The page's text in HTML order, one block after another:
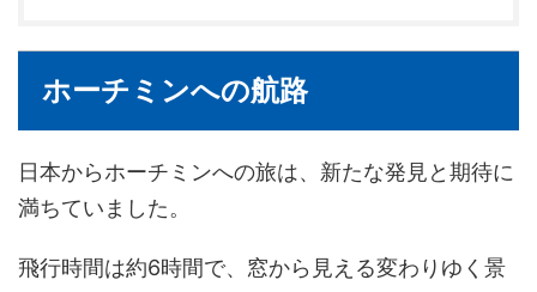
ホーチミンへの航路
日本からホーチミンへの旅は、新たな発見と期待に
満ちていました。
飛行時間は約6時間で、窓から見える変わりゆく景